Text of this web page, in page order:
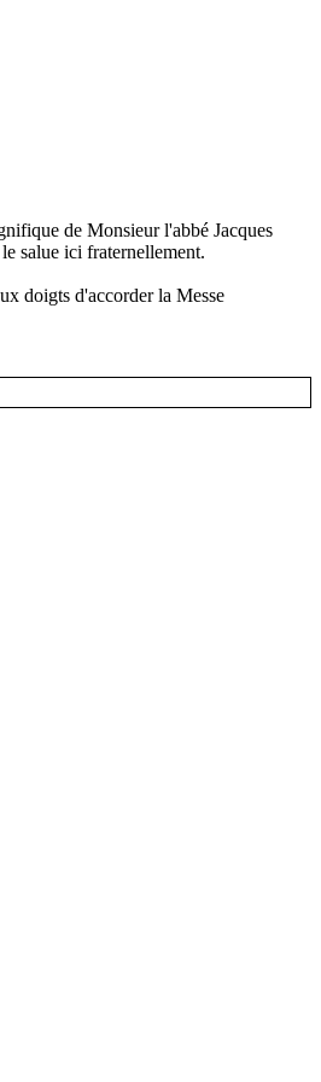
de Monsieur l'abbé Jacques
salue ici fraternellement.
doigts d'accorder la Messe